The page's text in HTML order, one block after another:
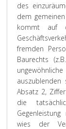
des
dem
kommt auf
fremden
Baurechts
auszublenden
Absatz 2,
die
wies der